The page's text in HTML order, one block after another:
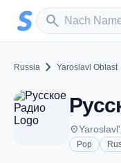
Zum Hauptinhalt springen
search
Sender suchen
Russia chevron_right Yaroslavl Oblast
place
Pop